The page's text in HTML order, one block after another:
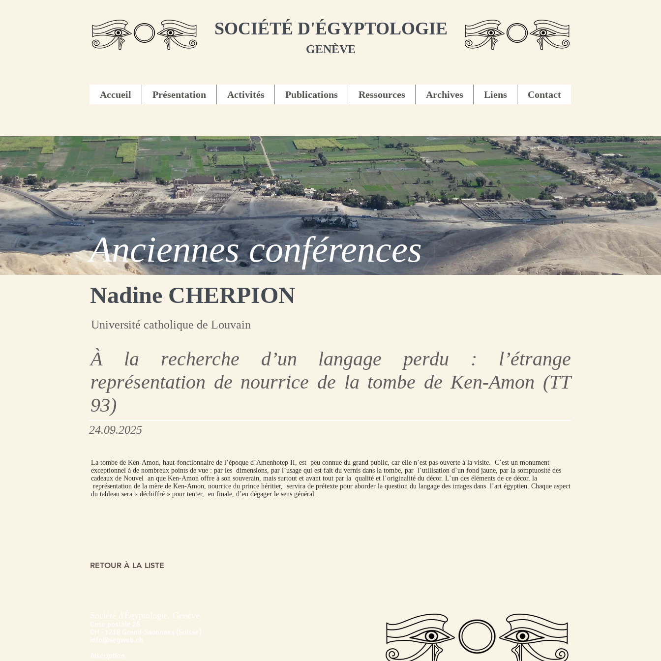
SOCIÉTÉ D'ÉGYPTOLOGIE
GENÈVE
Accueil Présentation Activités Publications Ressources Archives Liens Contact
Anciennes conférences
Nadine CHERPION
Université catholique de Louvain
À la recherche d’un langage perdu : l’étrange
représentation de nourrice de la tombe de Ken-Amon (TT
93)
24.09.2025
La tombe de Ken-Amon, haut-fonctionnaire de l’époque d’Amenhotep II, est peu connue du grand public, car elle n’est pas ouverte à la visite. C’est un monument
exceptionnel à de nombreux points de vue : par les dimensions, par l’usage qui est fait du vernis dans la tombe, par l’utilisation d’un fond jaune, par la somptuosité des
cadeaux de Nouvel an que Ken-Amon offre à son souverain, mais surtout et avant tout par la qualité et l’originalité du décor. L’un des éléments de ce décor, la
représentation de la mère de Ken-Amon, nourrice du prince héritier, servira de prétexte pour aborder la question du langage des images dans l’art égyptien. Chaque aspect
du tableau sera « déchiffré » pour tenter, en finale, d’en dégager le sens général.
RETOUR À LA LISTE
Société d'Égyptologie, Genève
Case postale 26
CH - 1218 Grand-Saconnex (Suisse)
info@segweb.ch
Inscription